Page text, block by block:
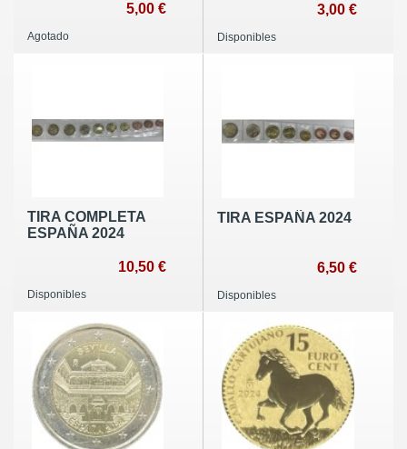
5,00 €
Agotado
3,00 €
Disponibles
TIRA COMPLETA
ESPAÑA 2024
10,50 €
Disponibles
TIRA ESPAÑA 2024
6,50 €
Disponibles